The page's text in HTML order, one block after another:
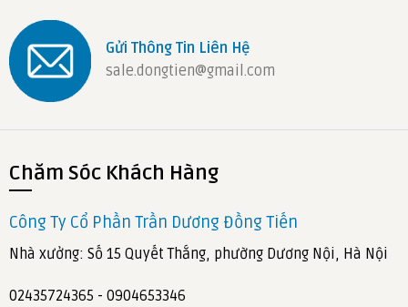
Gửi Thông Tin Liên Hệ
sale.dongtien@gmail.com
Chăm Sóc Khách Hàng
Công Ty Cổ Phần Trần Dương Đồng Tiến
Nhà xưởng: Số 15 Quyết Thắng, phường Dương Nội, Hà Nội
02435724365 - 0904653346